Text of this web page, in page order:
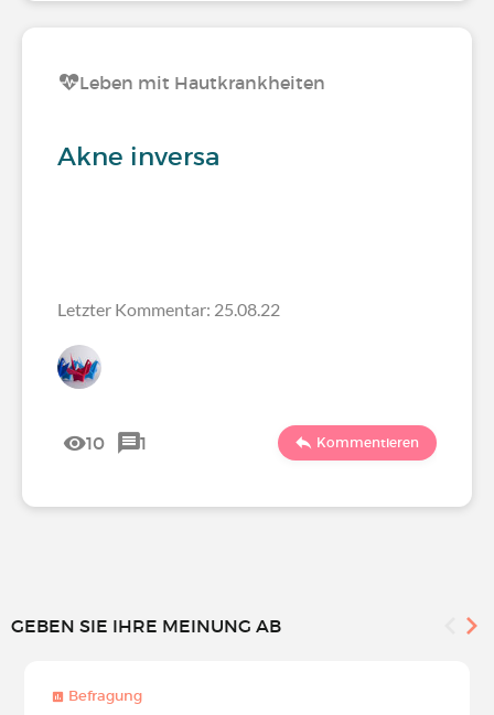
Leben mit Hautkrankheiten
Akne inversa
Letzter Kommentar: 25.08.22
10 1 Kommentieren
GEBEN SIE IHRE MEINUNG AB
Befragung